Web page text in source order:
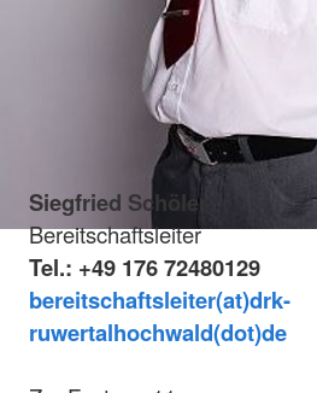
Siegfried Schöler
Bereitschaftsleiter
Tel.: +49 176 72480129
bereitschaftsleiter(at)drk-
ruwertalhochwald(dot)de